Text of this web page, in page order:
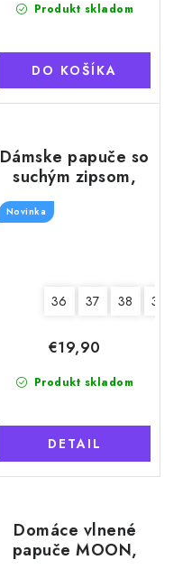
Produkt skladom
DO KOŠÍKA
Dámske papuče so
suchým zipsom,
šedý lem
Novinka
36 37 38 39
Produkt skladom
€19,90
DETAIL
Domáce vlnené
papuče MOON,